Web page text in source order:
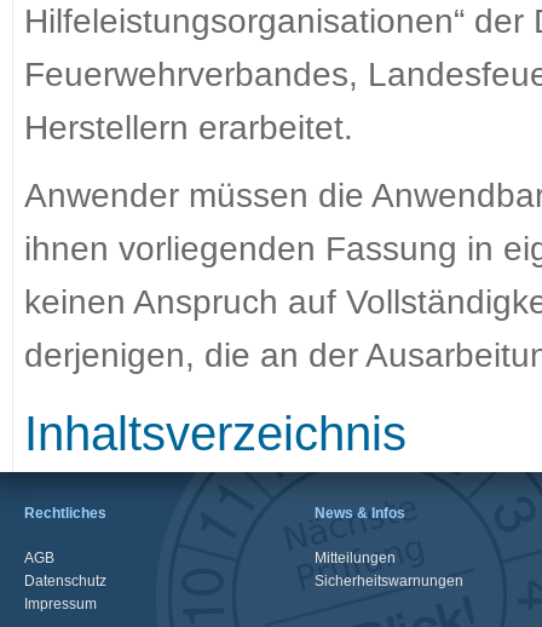
Hilfeleistungsorganisationen“
Feuerwehrverbandes,
Herstellern erarbeitet.
Anwender müssen die
ihnen vorliegenden Fassung in
keinen Anspruch auf
derjenigen, die an der
Inhaltsverzeichnis
Rechtliches
AGB
Datenschutz
Impressum
News & Infos
Mitteilungen
Sicherheitswarnungen